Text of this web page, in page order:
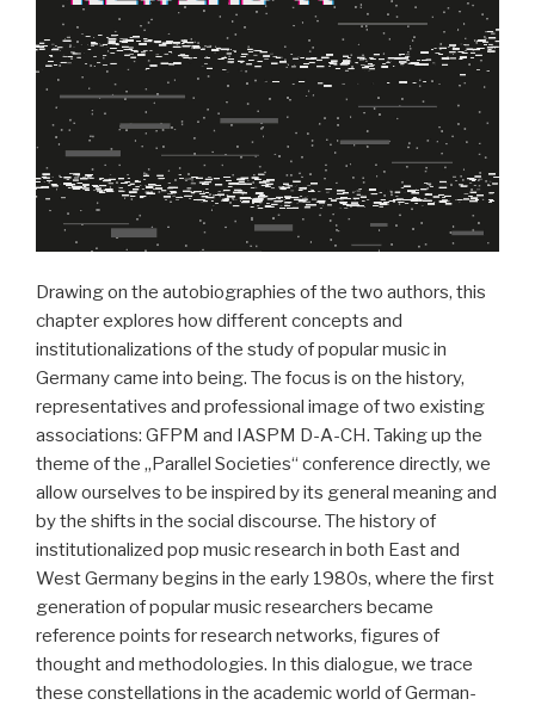
Drawing on the autobiographies of the two authors, this
chapter explores how different concepts and
institutionalizations of the study of popular music in
Germany came into being. The focus is on the history,
representatives and professional image of two existing
associations: GFPM and IASPM D-A-CH. Taking up the
theme of the „Parallel Societies“ conference directly, we
allow ourselves to be inspired by its general meaning and
by the shifts in the social discourse. The history of
institutionalized pop music research in both East and
West Germany begins in the early 1980s, where the first
generation of popular music researchers became
reference points for research networks, figures of
thought and methodologies. In this dialogue, we trace
these constellations in the academic world of German-